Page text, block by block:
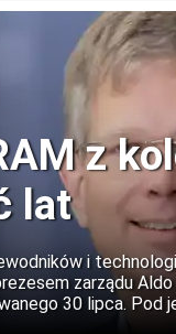
z
lat
i
zarządu
30 lipca. Pod